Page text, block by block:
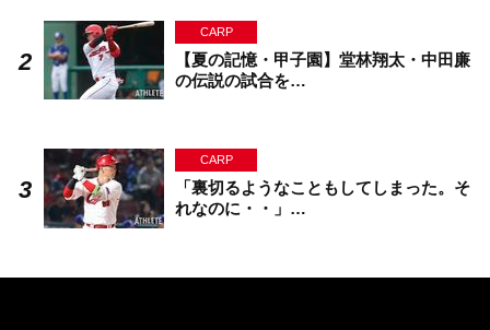
CARP
【夏の記憶・甲子園】堂林翔太・中田廉
の伝説の試合を…
CARP
「裏切るようなこともしてしまった。そ
れなのに・・」…